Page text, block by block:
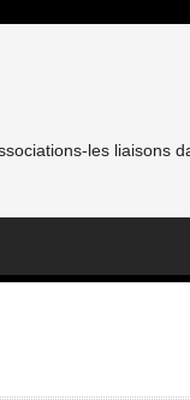
les liaisons